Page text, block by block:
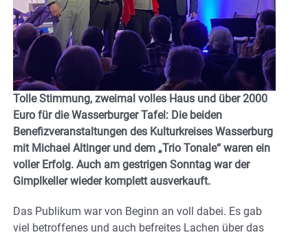
Tolle Stimmung, zweimal volles Haus und über 2000
Euro für die Wasserburger Tafel: Die beiden
Benefizveranstaltungen des Kulturkreises Wasserburg
mit Michael Altinger und dem „Trio Tonale“ waren ein
voller Erfolg. Auch am gestrigen Sonntag war der
Gimplkeller wieder komplett ausverkauft.
Das Publikum war von Beginn an voll dabei. Es gab
viel betroffenes und auch befreites Lachen über das